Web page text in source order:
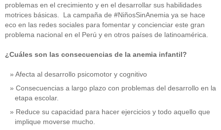
problemas en el crecimiento y en el desarrollar sus habilidades
motrices básicas. La campaña de #NiñosSinAnemia ya se hace
eco en las redes sociales para fomentar y concienciar este gran
problema nacional en el Perú y en otros países de latinoamérica.
¿Cuáles son las consecuencias de la anemia infantil?
Afecta al desarrollo psicomotor y cognitivo
Consecuencias a largo plazo con problemas del desarrollo en la
etapa escolar.
Reduce su capacidad para hacer ejercicios y todo aquello que
implique moverse mucho.